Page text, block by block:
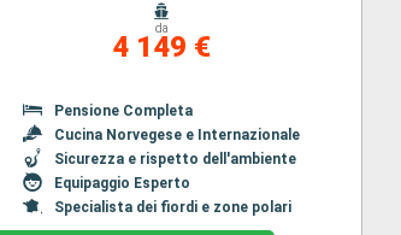
da
4 149 €
Pensione Completa
Cucina Norvegese e Internazionale
Sicurezza e rispetto dell'ambiente
Equipaggio Esperto
Specialista dei fiordi e zone polari